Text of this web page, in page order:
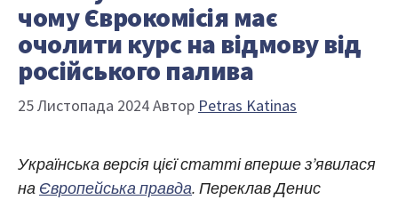
чому Єврокомісія має
очолити курс на відмову від
російського палива
25 Листопада 2024Автор Petras Katinas
Українська версія цієї статті вперше з’явилася
на Європейська правда. Переклав Денис